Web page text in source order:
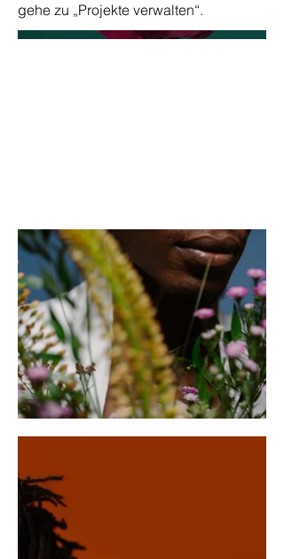
gehe zu „Projekte verwalten“.